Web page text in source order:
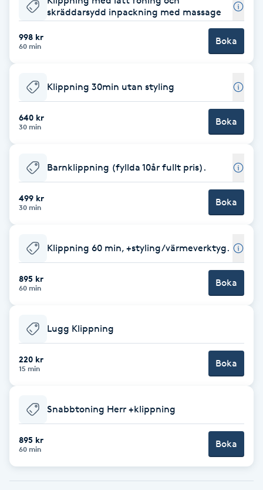
Babylights
Bambumassage
Barber
BIAB
Blowout
Bottenfärg
Brynformning
Bröllopsuppsättning
Coachning
skräddarsydd inpackning med massage
998 kr
60 min Boka
Klippning 30min utan styling
640 kr
30 min Boka
Barnklippning (fyllda 10år fullt pris).
499 kr
30 min Boka
Klippning 60 min, +styling/värmeverktyg.
895 kr
60 min Boka
Lugg Klippning
220 kr
15 min Boka
Snabbtoning Herr +klippning
895 kr
60 min Boka